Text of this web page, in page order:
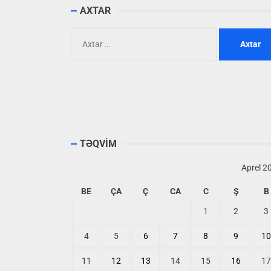
AXTAR
TƏQVİM
Aprel
BE ÇA Ç CA C Ş B
1 2 3
4 5 6 7 8 9 10
11 12 13 14 15 16 17